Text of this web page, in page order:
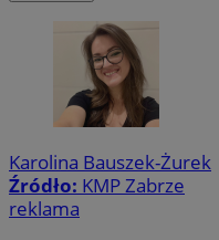
Karolina Bauszek-Żurek
Źródło: KMP Zabrze
reklama